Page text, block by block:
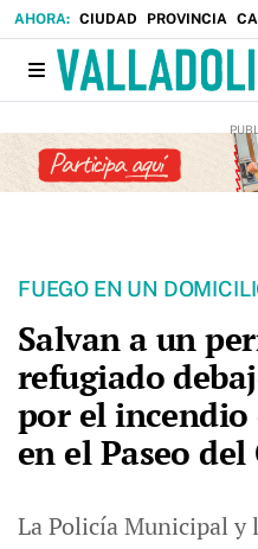
CIUDAD PROVINCIA
FUEGO EN UN
Salvan a un
refugiado
por el
en el Paseo del
La Policía Municipal y